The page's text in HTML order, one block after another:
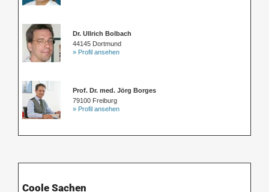
Dr. Ullrich Bolbach
44145 Dortmund
» Profil ansehen
Prof. Dr. med. Jörg Borges
79100 Freiburg
» Profil ansehen
Coole Sachen